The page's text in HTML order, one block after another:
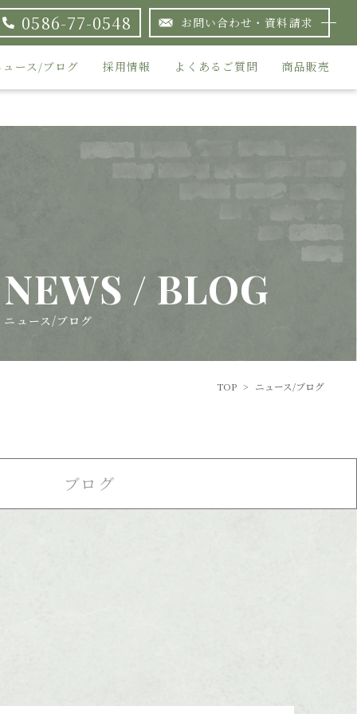
0586-77-0548 お問い合わせ・資料請求
ュース/ブログ 採用情報 よくあるご質問 商品販売
NEWS / BLOG
ニュース/ブログ
TOP > ニュース/ブログ
ブログ